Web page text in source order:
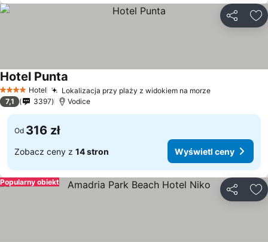
4 KategoriaHotel Lokalizacja przy plaży z widokiem na morze
Hotel Punta
7,1 3397 Vodice
Od 316 zł
Zobacz ceny z 14 stron Wyświetl ceny
Popularny obiekt